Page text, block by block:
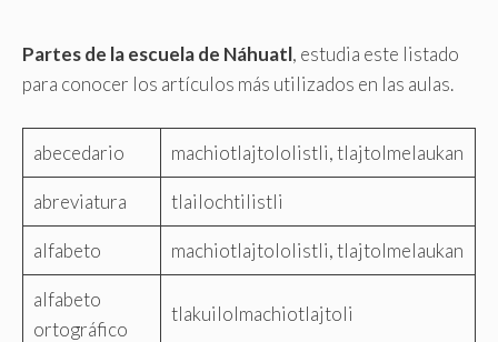
Partes de la escuela de Náhuatl, estudia este listado
para conocer los artículos más utilizados en las aulas.
abecedario machiotlajtololistli, tlajtolmelaukan
abreviatura tlailochtilistli
alfabeto machiotlajtololistli, tlajtolmelaukan
alfabeto
ortográfico
tlakuilolmachiotlajtoli